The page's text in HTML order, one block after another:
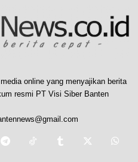
online yang menyajikan berita
resmi PT Visi Siber Banten